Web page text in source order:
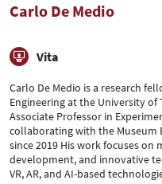
Carlo De Medio
Vita
Carlo De Medio is a research
Engineering at the University of
Associate Professor in
collaborating with the Museum
since 2019 His work focuses
development, and innovative
VR, AR, and AI-based